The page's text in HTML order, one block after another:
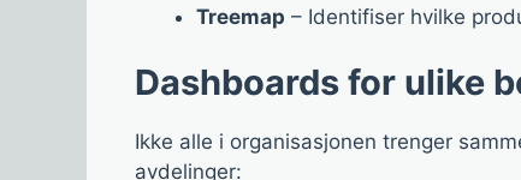
Treemap – Identifiser hvilke
Dashboards for ulike
Ikke alle i organisasjonen trenger
avdelinger: